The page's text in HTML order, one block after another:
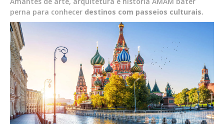
perna para conhecer destinos com passeios culturais.